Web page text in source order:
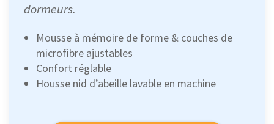
dormeurs.
Mousse à mémoire de forme & couches de
microfibre ajustables
Confort réglable
Housse nid d’abeille lavable en machine